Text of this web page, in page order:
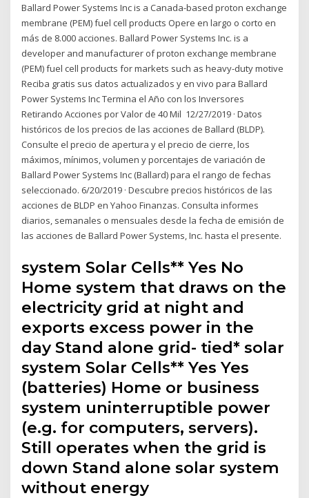
Ballard Power Systems Inc is a Canada-based proton exchange
membrane (PEM) fuel cell products Opere en largo o corto en
más de 8.000 acciones. Ballard Power Systems Inc. is a
developer and manufacturer of proton exchange membrane
(PEM) fuel cell products for markets such as heavy-duty motive
Reciba gratis sus datos actualizados y en vivo para Ballard
Power Systems Inc Termina el Año con los Inversores
Retirando Acciones por Valor de 40 Mil 12/27/2019 · Datos
históricos de los precios de las acciones de Ballard (BLDP).
Consulte el precio de apertura y el precio de cierre, los
máximos, mínimos, volumen y porcentajes de variación de
Ballard Power Systems Inc (Ballard) para el rango de fechas
seleccionado. 6/20/2019 · Descubre precios históricos de las
acciones de BLDP en Yahoo Finanzas. Consulta informes
diarios, semanales o mensuales desde la fecha de emisión de
las acciones de Ballard Power Systems, Inc. hasta el presente.
system Solar Cells** Yes No
Home system that draws on the
electricity grid at night and
exports excess power in the
day Stand alone grid- tied* solar
system Solar Cells** Yes Yes
(batteries) Home or business
system uninterruptible power
(e.g. for computers, servers).
Still operates when the grid is
down Stand alone solar system
without energy